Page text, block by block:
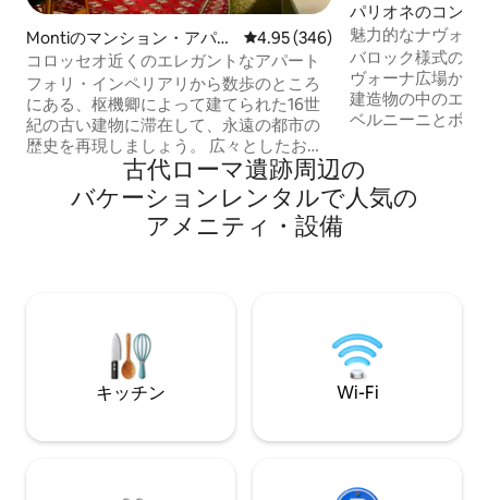
Montiのマンション・アパー
ト
レビュー346件、5つ星中4.95つ
4.95 (346)
コロッセオ近くのエレガントなアパート
フォリ・インペリアリから数歩のところ
にある、枢機卿によって建てられた16世
紀の古い建物に滞在して、永遠の都市の
歴史を再現しましょう。 広々としたお部
屋は、快適で、モダンなアイテムやデザ
インが多く、センスよく装飾されていま
ガントな雰囲気で、フォロ・ロマーノの
ソファベッド、50年代風のダイニングテ
ーブル、新しく設備の整ったキッチンが
あります。 寝室にはキングサイズのベッ
ド1台、ダブルワードローブ1台、シンプ
ムは寝室にあるので、ご家族であればご
パリオネのコンド
魅力的なナヴォー
バロック様式のロ
ヴォーナ広場か
建造物の中のエレ
ベルニーニとボッ
た2つのベッドル
があり、マスター
粋なリラックスタ
古代ローマ遺跡⁠周⁠辺⁠の
バ⁠ケ⁠ー⁠シ⁠ョ⁠ン⁠レ⁠ン⁠タ⁠ル⁠で人⁠気⁠の
ア⁠メ⁠ニ⁠テ⁠ィ⁠・⁠設⁠備
キッチン Wi-Fi